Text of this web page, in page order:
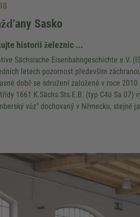
Sasko
historii železnic ...
Sächsische Eisenbahngeschichte e.V.
letech pozornost především
době se sdružení založené v roce
1661 K.Sächs.Sts.E.B. (typ C4ü Sa 07)
vůz" dochovaný v Německu, stejně